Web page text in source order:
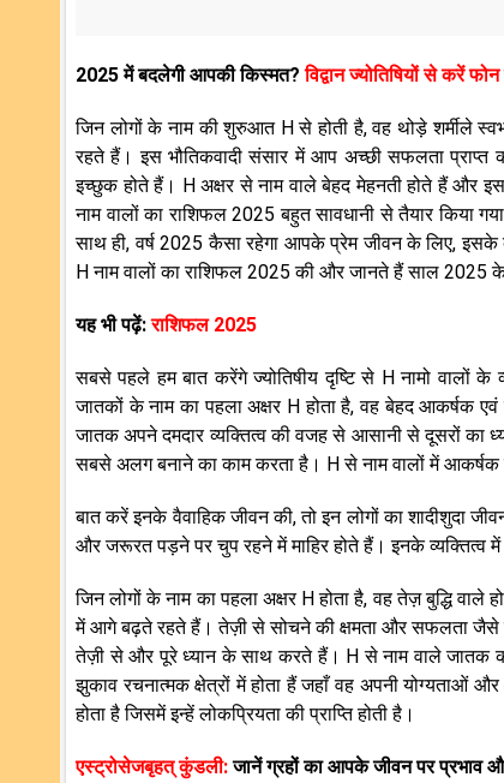
2025 में बदलेगी आपकी किस्मत?विद्वान ज्योतिषियों से करें
जिन लोगों के नाम की शुरुआत H से होती है, वह थोड़े शर्मीले
रहते हैं। इस भौतिकवादी संसार में आप अच्छी सफलता
इच्छुक होते हैं। H अक्षर से नाम वाले बेहद मेहनती होते हैं और इस
नाम वालों का राशिफल 2025 बहुत सावधानी से तैयार किया
साथ ही, वर्ष 2025 कैसा रहेगा आपके प्रेम जीवन के लिए,
H नाम वालों का राशिफल 2025 की और जानते हैं साल 2025 के
यह भी पढ़ें:राशिफल 2025
सबसे पहले हम बात करेंगे ज्योतिषीय दृष्टि से H नामो वालों
जातकों के नाम का पहला अक्षर H होता है, वह बेहद आकर्षक
जातक अपने दमदार व्यक्तित्व की वजह से आसानी से दूसरों का
सबसे अलग बनाने का काम करता है। H से नाम वालों में आकर्षक
बात करें इनके वैवाहिक जीवन की, तो इन लोगों का शादीशुदा
और जरूरत पड़ने पर चुप रहने में माहिर होते हैं। इनके
जिन लोगों के नाम का पहला अक्षर H होता है, वह तेज़ बुद्धि
में आगे बढ़ते रहते हैं। तेज़ी से सोचने की क्षमता और सफलता जैसे
तेज़ी से और पूरे ध्यान के साथ करते हैं। H से नाम वाले जातक
झुकाव रचनात्मक क्षेत्रों में होता हैं जहाँ वह अपनी योग्यताओं
होता है जिसमें इन्हें लोकप्रियता की प्राप्ति होती है।
एस्ट्रोसेजबृहत् कुंडली:जानें ग्रहों का आपके जीवन पर प्रभाव